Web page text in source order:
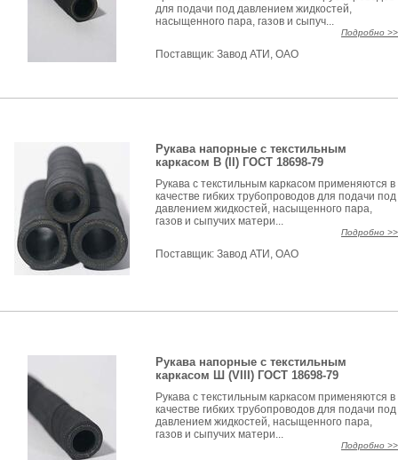
для подачи под давлением жидкостей,
насыщенного пара, газов и сыпуч...
Подробно >>
Поставщик: Завод АТИ, ОАО
Рукава напорные с текстильным
каркасом B (II) ГОСТ 18698-79
Рукава с текстильным каркасом применяются в
качестве гибких трубопроводов для подачи под
давлением жидкостей, насыщенного пара,
газов и сыпучих матери...
Подробно >>
Поставщик: Завод АТИ, ОАО
Рукава напорные с текстильным
каркасом Ш (VIII) ГОСТ 18698-79
Рукава с текстильным каркасом применяются в
качестве гибких трубопроводов для подачи под
давлением жидкостей, насыщенного пара,
газов и сыпучих матери...
Подробно >>